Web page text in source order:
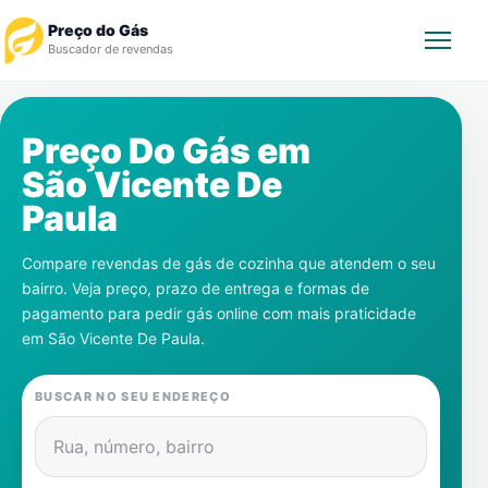
Preço do Gás
Buscador de revendas
Revendedor
Notícias
Cadastre-se
Gás
Contatos
Preço Do Gás em
São Vicente De
Paula
Compare revendas de gás de cozinha que atendem o seu
bairro. Veja preço, prazo de entrega e formas de
pagamento para pedir gás online com mais praticidade
em São Vicente De Paula.
BUSCAR NO SEU ENDEREÇO
Rua, número, bairro